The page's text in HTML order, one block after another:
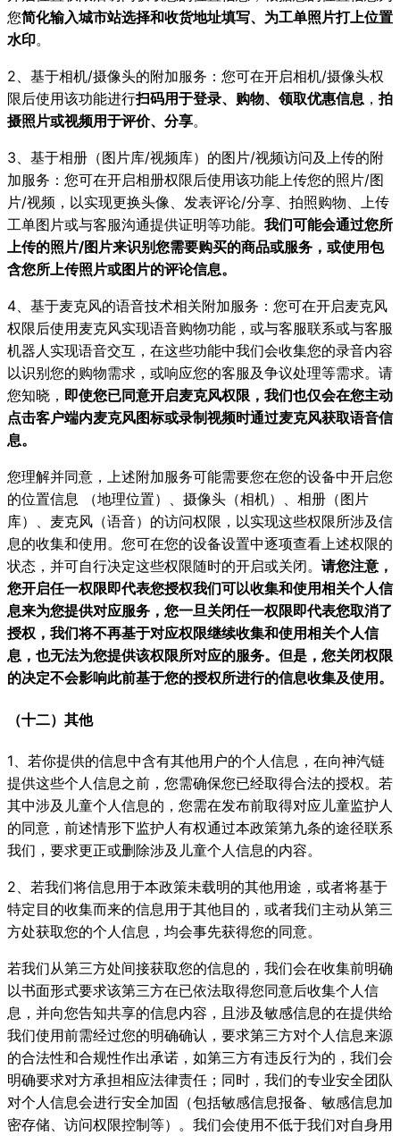
您简化输入城市站选择和收货地址填写、为工单照片打上位置
水印。
2、基于相机/摄像头的附加服务：您可在开启相机/摄像头权
限后使用该功能进行扫码用于登录、购物、领取优惠信息 ， 拍
摄照片或视频用于评价、分享。
3、基于相册（图片库/视频库）的图片/视频访问及上传的附
加服务：您可在开启相册权限后使用该功能上传您的照片/图
片/视频，以实现更换头像、发表评论/分享、拍照购物、上传
工单图片或与客服沟通提供证明等功能。 我们可能会通过您所
上传的照片/图片来识别您需要购买的商品或服务，或使用包
含您所上传照片或图片的评论信息。
4、基于麦克风的语音技术相关附加服务：您可在开启麦克风
权限后使用麦克风实现语音购物功能，或与客服联系或与客服
机器人实现语音交互，在这些功能中我们会收集您的录音内容
以识别您的购物需求，或响应您的客服及争议处理等需求。请
您知晓， 即使您已同意开启麦克风权限，我们也仅会在您主动
点击客户端内麦克风图标或录制视频时通过麦克风获取语音信
息。
您理解并同意，上述附加服务可能需要您在您的设备中开启您
的位置信息 （地理位置）、摄像头（相机）、相册（图片
库）、麦克风（语音）的访问权限，以实现这些权限所涉及信
息的收集和使用。您可在您的设备设置中逐项查看上述权限的
状态，并可自行决定这些权限随时的开启或关闭。 请您注意，
您开启任一权限即代表您授权我们可以收集和使用相关个人信
息来为您提供对应服务，您一旦关闭任一权限即代表您取消了
授权，我们将不再基于对应权限继续收集和使用相关个人信
息，也无法为您提供该权限所对应的服务。但是，您关闭权限
的决定不会影响此前基于您的授权所进行的信息收集及使用。
（十二）其他
1、若你提供的信息中含有其他用户的个人信息，在向神汽链
提供这些个人信息之前，您需确保您已经取得合法的授权。若
其中涉及儿童个人信息的，您需在发布前取得对应儿童监护人
的同意，前述情形下监护人有权通过本政策第九条的途径联系
我们，要求更正或删除涉及儿童个人信息的内容。
2、若我们将信息用于本政策未载明的其他用途，或者将基于
特定目的收集而来的信息用于其他目的，或者我们主动从第三
方处获取您的个人信息，均会事先获得您的同意。
若我们从第三方处间接获取您的信息的，我们会在收集前明确
以书面形式要求该第三方在已依法取得您同意后收集个人信
息，并向您告知共享的信息内容，且涉及敏感信息的在提供给
我们使用前需经过您的明确确认，要求第三方对个人信息来源
的合法性和合规性作出承诺，如第三方有违反行为的，我们会
明确要求对方承担相应法律责任；同时，我们的专业安全团队
对个人信息会进行安全加固（包括敏感信息报备、敏感信息加
密存储、访问权限控制等）。我们会使用不低于我们对自身用